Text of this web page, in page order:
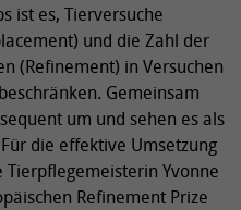
ist es, Tierversuche
und die Zahl der
(Refinement) in Versuchen
Gemeinsam
um und sehen es als
die effektive Umsetzung
Tierpflegemeisterin Yvonne
Refinement Prize